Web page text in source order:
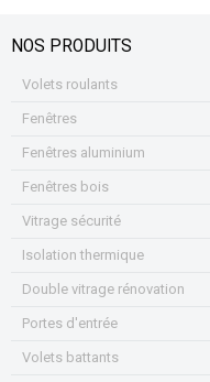
NOS PRODUITS
Volets roulants
Fenêtres
Fenêtres aluminium
Fenêtres bois
Vitrage sécurité
Isolation thermique
Double vitrage rénovation
Portes d'entrée
Volets battants